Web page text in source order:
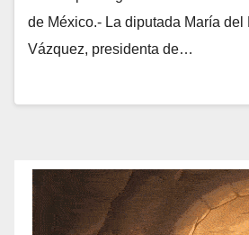
de México.- La diputada María
Vázquez, presidenta de…